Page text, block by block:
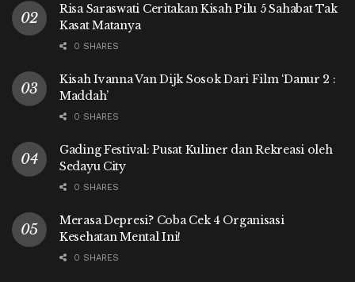
Risa Saraswati Ceritakan Kisah Pilu 5 Sahabat Tak
Kasat Matanya
0 SHARES
Kisah Ivanna Van Dijk Sosok Dari Film ‘Danur 2 :
Maddah’
0 SHARES
Gading Festival: Pusat Kuliner dan Rekreasi oleh
Sedayu City
0 SHARES
Merasa Depresi? Coba Cek 4 Organisasi
Kesehatan Mental Ini!
0 SHARES